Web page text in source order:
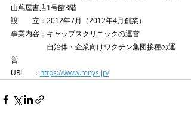
山蔦屋書店1号館3階
設　　立：2012年7月（2012年4月創業）
事業内容：キャップスクリニックの運営
自治体・企業向けワクチン集団接種の運
営
URL     ： https://www.mnys.jp/